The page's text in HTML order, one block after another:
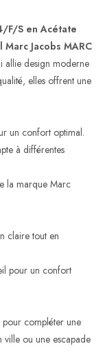
F/S en Acétate
Jacobs MARC
allie design moderne
elles offrent une
un confort optimal.
à différentes
la marque Marc
claire tout en
pour un confort
pour compléter une
ville ou une escapade